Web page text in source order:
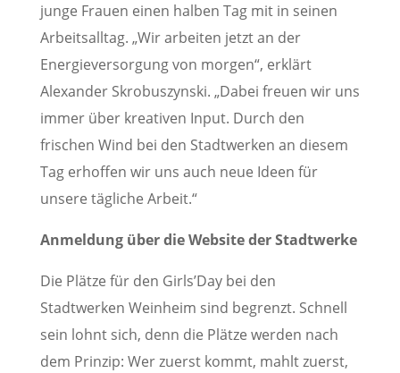
junge Frauen einen halben Tag mit in seinen
Arbeitsalltag. „Wir arbeiten jetzt an der
Energieversorgung von morgen“, erklärt
Alexander Skrobuszynski. „Dabei freuen wir uns
immer über kreativen Input. Durch den
frischen Wind bei den Stadtwerken an diesem
Tag erhoffen wir uns auch neue Ideen für
unsere tägliche Arbeit.“
Anmeldung über die Website der Stadtwerke
Die Plätze für den Girls’Day bei den
Stadtwerken Weinheim sind begrenzt. Schnell
sein lohnt sich, denn die Plätze werden nach
dem Prinzip: Wer zuerst kommt, mahlt zuerst,